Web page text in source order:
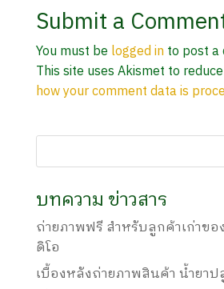
Submit a
You must be logged into post a
This site uses Akismet to
how your comment data is
บทความ ข่าวสาร
ถ่ายภาพฟรี สำหรับลูกค้าเก่าข
ดิโอ
เบื้องหลังถ่ายภาพสินค้า น้ำยา